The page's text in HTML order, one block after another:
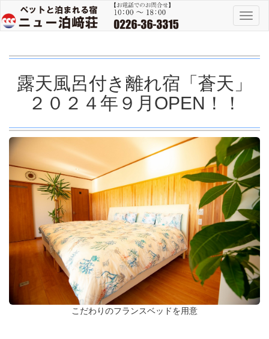
露天風呂付き離れ宿「蒼天」
２０２４年９月OPEN！！
こだわりのフランスベッドを用意